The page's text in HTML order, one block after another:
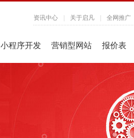
资讯中心 关于启凡 全网推广
小程序开发 营销型网站 报价表